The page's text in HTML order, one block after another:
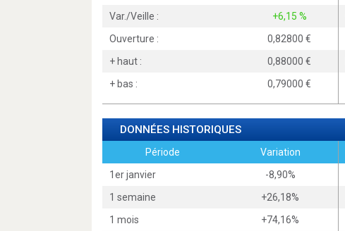
Var./Veille :
+6,15 %
Ouverture :
0,82800
+ haut :
0,88000
+ bas :
0,79000
DONNÉES HISTORIQUES
Période
Variation
1er janvier
-8,90%
1 semaine
+26,18%
1 mois
+74,16%